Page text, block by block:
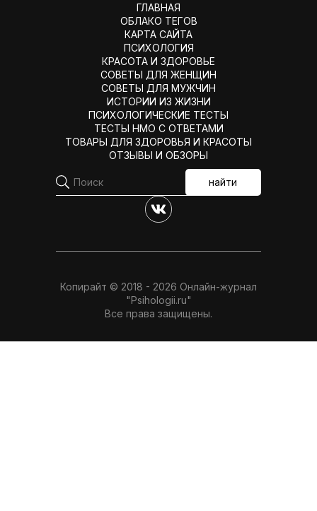
ГЛАВНАЯ
ОБЛАКО ТЕГОВ
КАРТА САЙТА
ПСИХОЛОГИЯ
КРАСОТА И ЗДОРОВЬЕ
СОВЕТЫ ДЛЯ ЖЕНЩИН
СОВЕТЫ ДЛЯ МУЖЧИН
ИСТОРИИ ИЗ ЖИЗНИ
ПСИХОЛОГИЧЕСКИЕ ТЕСТЫ
ТЕСТЫ НМО С ОТВЕТАМИ
ТОВАРЫ ДЛЯ ЗДОРОВЬЯ И КРАСОТЫ
ОТЗЫВЫ И ОБЗОРЫ
найти
Копирайт © 2018 - 2026 Онлайн-журнал
"Psihologii.ru"
Все права защищены.